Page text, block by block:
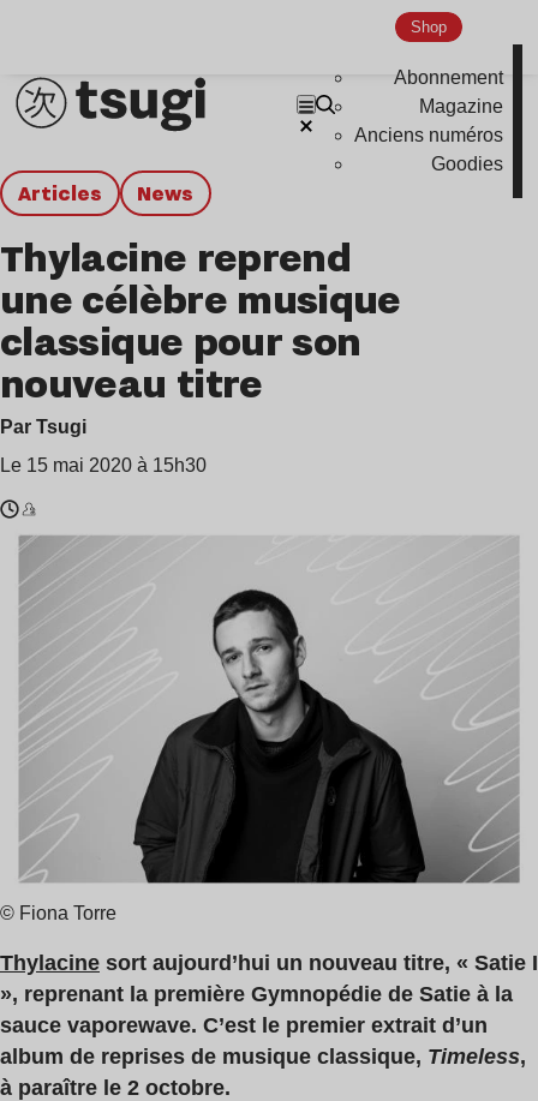
Shop
Abonnement
Magazine
Anciens numéros
Goodies
Articles news
Thylacine reprend
une célèbre musique
classique pour son
nouveau titre
Par Tsugi
Le 15 mai 2020 à 15h30
Temps
lecture
Thylacine
© Fiona Torre
Thylacine sort aujourd’hui un nouveau titre, « Satie I
», reprenant la première Gymnopédie de Satie à la
sauce vaporewave. C’est le premier extrait d’un
album de reprises de musique classique, Timeless,
à paraître le 2 octobre.